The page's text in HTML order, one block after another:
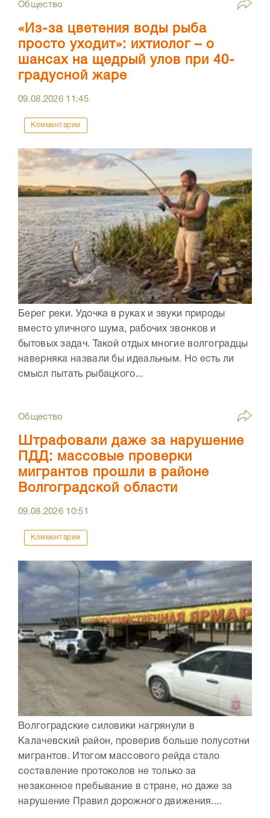
Общество
«Из-за цветения воды рыба
просто уходит»: ихтиолог – о
шансах на щедрый улов при 40-
градусной жаре
09.08.2026 11:45
Комментарии
Берег реки. Удочка в руках и звуки природы
вместо уличного шума, рабочих звонков и
бытовых задач. Такой отдых многие волгоградцы
наверняка назвали бы идеальным. Но есть ли
смысл пытать рыбацкого...
Общество
Штрафовали даже за нарушение
ПДД: массовые проверки
мигрантов прошли в районе
Волгоградской области
09.08.2026 10:51
Комментарии
Волгоградские силовики нагрянули в
Калачевский район, проверив больше полусотни
мигрантов. Итогом массового рейда стало
составление протоколов не только за
незаконное пребывание в стране, но даже за
нарушение Правил дорожного движения....